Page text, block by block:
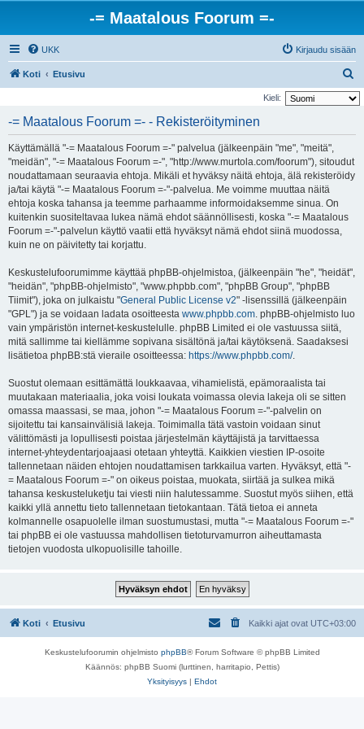
-= Maatalous Foorum =-
UKK Kirjaudu sisään
Koti Etusivu
t
Kieli:
-= Maatalous Foorum =- - Rekisteröityminen
Käyttämällä "-= Maatalous Foorum =-" palvelua (jälkeenpäin "me", "meitä",
"meidän", "-= Maatalous Foorum =-", "http://www.murtola.com/foorum"), sitoudut
noudattamaan seuraavia ehtoja. Mikäli et hyväksy näitä ehtoja, älä rekisteröidy
ja/tai käytä "-= Maatalous Foorum =-"-palvelua. Me voimme muuttaa näitä
ehtoja koska tahansa ja teemme parhaamme informoidaksemme sinua. On
kuitenkin suositeltavaa lukea nämä ehdot säännöllisesti, koska "-= Maatalous
Foorum =-"-palvelun käyttö vaatii että hyväksyt nämä ehdot siinä muodossa,
kuin ne on päivitetty tai korjattu.
Keskustelufoorumimme käyttää phpBB-ohjelmistoa, (jälkeenpäin "he", "heidät",
"heidän", "phpBB-ohjelmisto", "www.phpbb.com", "phpBB Group", "phpBB
Tiimit"), joka on julkaistu "General Public License v2" -lisenssillä (jälkeenpäin
"GPL") ja se voidaan ladata osoitteesta www.phpbb.com. phpBB-ohjelmisto luo
vain ympäristön internet-keskustelulle. phpBB Limited ei ole vastuussa siitä,
mitä sallimme tai kiellämme sopivana sisältönä ja/tai käytöksenä. Saadaksesi
lisätietoa phpBB:stä vieraile osoitteessa: https://www.phpbb.com/.
Suostut olemaan esittämättä loukkaavaa, vihamielistä, epämoraalista tai
muutakaan materiaalia, joka voisi loukata voimassa olevia lakeja oli se sitten
omassa maassasi, se maa, johon "-= Maatalous Foorum =-"-palvelin on
sijoitettu tai kansainvälisiä lakeja. Toimimalla tätä vastoin voidaan sinut
välittömästi ja lopullisesti poistaa järjestelmän käyttäjistä ja tarvittaessa
internet-yhteydentarjoajaasi otetaan yhteyttä. Kaikkien viestien IP-osoite
tallennetaan näiden ehtojen noudattamisen tarkkailua varten. Hyväksyt, että "-
= Maatalous Foorum =-" on oikeus poistaa, muokata, siirtää ja sulkea mikä
tahansa keskusteluketju tai viesti niin halutessamme. Suostut myös siihen, että
kaikki yllä annettu tieto tallennetaan tietokantaan. Tätä tietoa ei anneta
kolmannelle osapuolelle ilman suostumustasi, mutta "-= Maatalous Foorum =-"
tai phpBB ei ole vastuussa mahdollisen tietoturvamurron aiheuttamasta
tietojen vuodosta ulkopuolisille tahoille.
Koti Etusivu Kaikki ajat ovat UTC+03:00
Keskustelufoorumin ohjelmisto phpBB® Forum Software © phpBB Limited
Käännös: phpBB Suomi (lurttinen, harritapio, Pettis)
Yksityisyys | Ehdot